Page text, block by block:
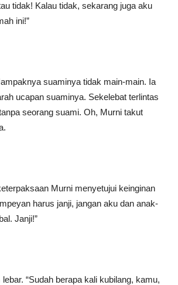
tidak! Kalau tidak, sekarang juga aku
ini!”
suaminya tidak main-main. Ia
ucapan suaminya. Sekelebat terlintas
seorang suami. Oh, Murni takut
Murni menyetujui keinginan
harus janji, jangan aku dan anak-
Janji!”
“Sudah berapa kali kubilang, kamu,